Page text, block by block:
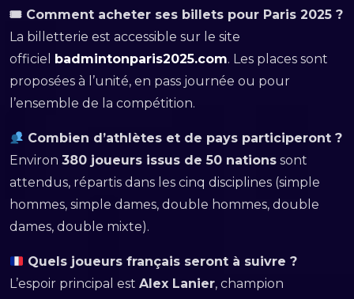
🎟 Comment acheter ses billets pour Paris 2025 ?
La billetterie est accessible sur le site
officiel
badmintonparis2025.com. Les places sont
proposées à l’unité, en pass journée ou pour
l’ensemble de la compétition.
Combien d’athlètes et de pays participeront ?
Environ 380 joueurs issus de 50 nations sont
attendus, répartis dans les cinq disciplines (simple
hommes, simple dames, double hommes, double
dames, double mixte).
Quels joueurs français seront à suivre ?
L’espoir principal est Alex Lanier, champion